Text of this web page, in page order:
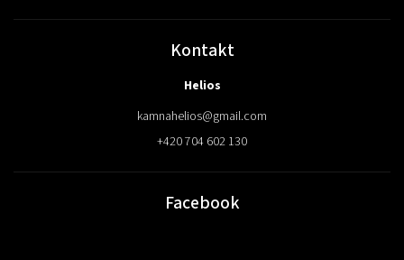
Kontakt
Helios
kamnahelios@gmail.com
+420 704 602 130
Facebook